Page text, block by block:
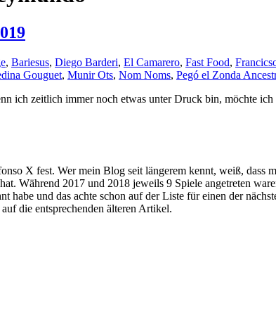
, Bariesus, Diego Barderi, El Camarero, Fast Food,
Gouguet, Munir Ots, Nom Noms, Pegó el Zonda
ich zeitlich immer noch etwas unter Druck bin, möchte
X fest. Wer mein Blog seit längerem kennt, weiß, dass
Während 2017 und 2018 jeweils 9 Spiele angetreten
habe und das achte schon auf der Liste für einen der
die entsprechenden älteren Artikel.